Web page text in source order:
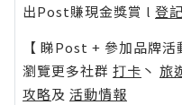
出Post賺現金獎賞 l 登
【 睇Post + 參加品牌活
瀏覽更多社群 打卡 丶 旅
攻略及 活動情報